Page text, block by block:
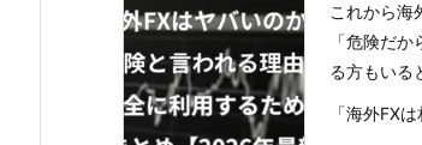
これから海
「危険だ
る方もいる
「海外FX